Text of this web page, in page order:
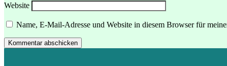
Website
Name, E-Mail-Adresse und Website in diesem Browser für
Kommentar abschicken